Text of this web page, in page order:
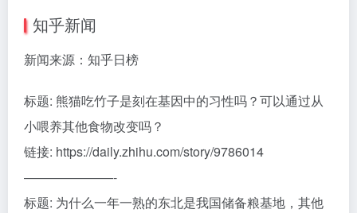
知乎新闻
新闻来源：知乎日榜
标题: 熊猫吃竹子是刻在基因中的习性吗？可以通过从
小喂养其他食物改变吗？
链接: https://daily.zhihu.com/story/9786014
———————-
标题: 为什么一年一熟的东北是我国储备粮基地，其他